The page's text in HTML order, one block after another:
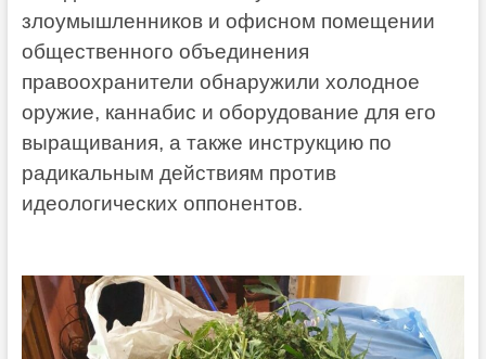
злоумышленников и офисном помещении
общественного объединения
правоохранители обнаружили холодное
оружие, каннабис и оборудование для его
выращивания, а также инструкцию по
радикальным действиям против
идеологических оппонентов.